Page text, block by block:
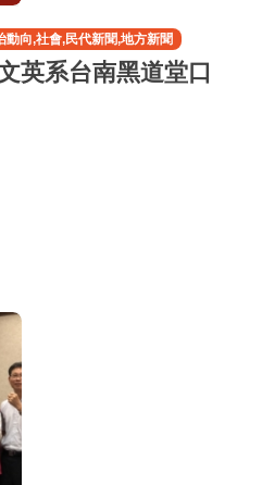
動向,社會,民代新聞,地方新聞
英系台南黑道堂口